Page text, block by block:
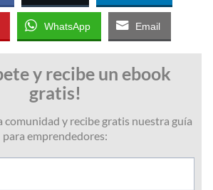
WhatsApp Email